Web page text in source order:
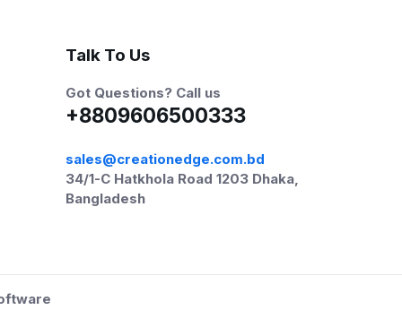
Talk To Us
Got Questions? Call us
+8809606500333
sales@creationedge.com.bd
34/1-C Hatkhola Road 1203 Dhaka,
Bangladesh